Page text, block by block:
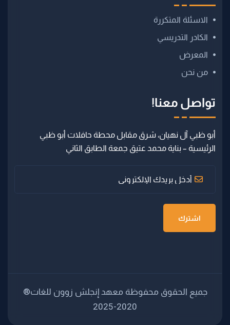
الاسئلة المتكررة
الكادر التدريسي
المعرض
من نحن
تواصل معنا!
أبو ظبي آل نهيان، شرق مقابل محطة حافلات أبو ظبي
الرئيسية – بناية محمد عتيق جمعة الطابق الثاني
اشترك
جميع الحقوق محفوظة معهد إنجلش زوون للغات®
2020-2025